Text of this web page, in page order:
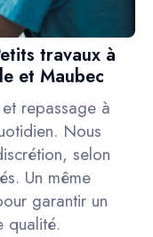
travaux à
et Maubec
repassage à
Nous
selon
Un même
garantir un
qualité.